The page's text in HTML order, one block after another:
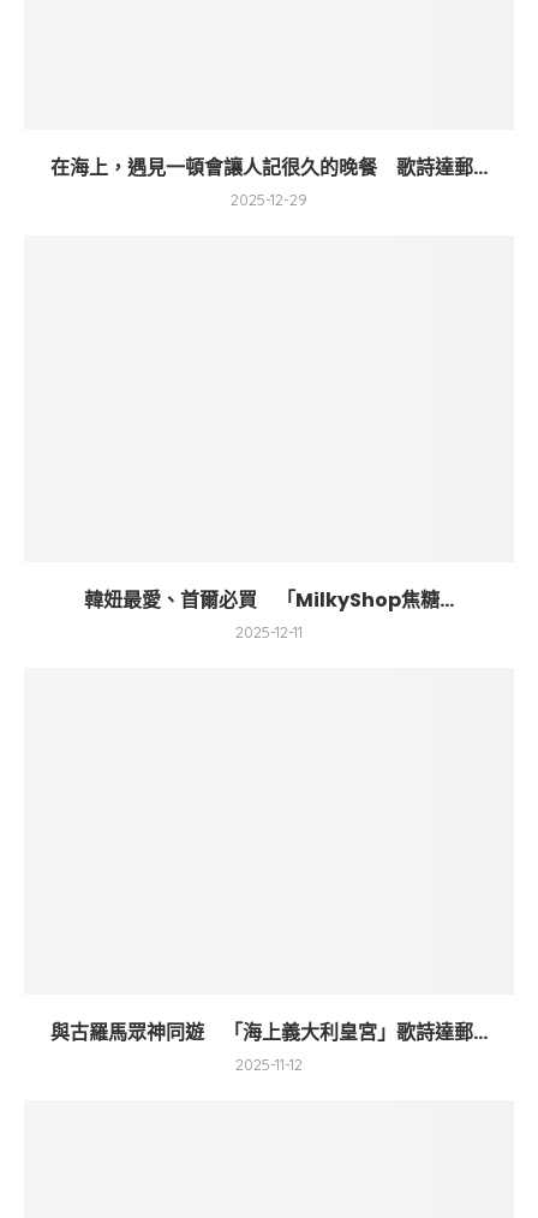
在海上，遇見一頓會讓人記很久的晚餐 歌詩達郵...
2025-12-29
韓妞最愛、首爾必買 「MilkyShop焦糖...
2025-12-11
與古羅馬眾神同遊 「海上義大利皇宮」歌詩達郵...
2025-11-12